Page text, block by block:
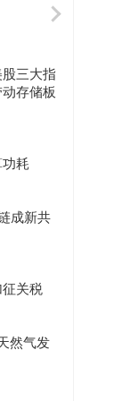
三大指
存储板
耗
成新共
关税
然气发